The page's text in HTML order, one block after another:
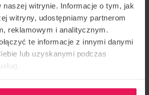
naszej witrynie. Informacje o tym, jak
witryny, udostępniamy partnerom
reklamowym i analitycznym.
te informacje z innymi danymi
lub uzyskanymi podczas
FAI World Cup, Kategoria:
White Nights, team: Mad
Dynamic 4way